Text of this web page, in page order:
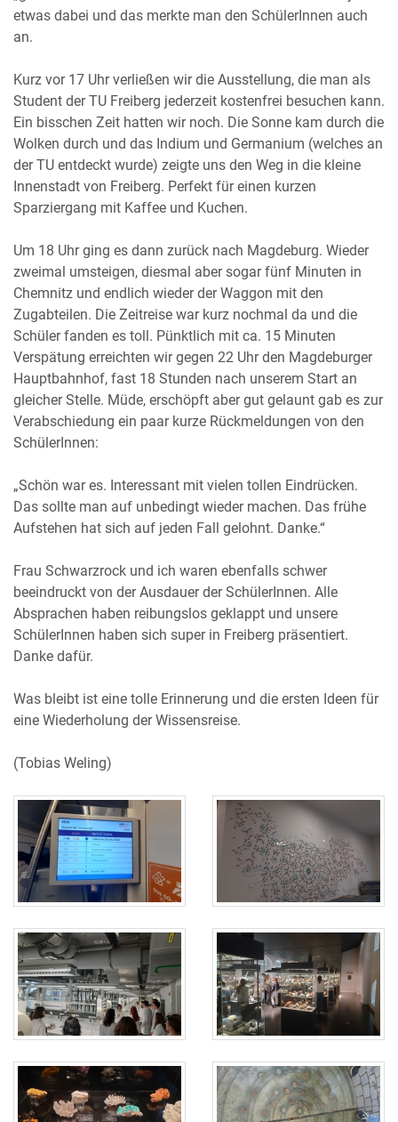
etwas dabei und das merkte man den SchülerInnen auch
an.
Kurz vor 17 Uhr verließen wir die Ausstellung, die man als
Student der TU Freiberg jederzeit kostenfrei besuchen kann.
Ein bisschen Zeit hatten wir noch. Die Sonne kam durch die
Wolken durch und das Indium und Germanium (welches an
der TU entdeckt wurde) zeigte uns den Weg in die kleine
Innenstadt von Freiberg. Perfekt für einen kurzen
Sparziergang mit Kaffee und Kuchen.
Um 18 Uhr ging es dann zurück nach Magdeburg. Wieder
zweimal umsteigen, diesmal aber sogar fünf Minuten in
Chemnitz und endlich wieder der Waggon mit den
Zugabteilen. Die Zeitreise war kurz nochmal da und die
Schüler fanden es toll. Pünktlich mit ca. 15 Minuten
Verspätung erreichten wir gegen 22 Uhr den Magdeburger
Hauptbahnhof, fast 18 Stunden nach unserem Start an
gleicher Stelle. Müde, erschöpft aber gut gelaunt gab es zur
Verabschiedung ein paar kurze Rückmeldungen von den
SchülerInnen:
„Schön war es. Interessant mit vielen tollen Eindrücken.
Das sollte man auf unbedingt wieder machen. Das frühe
Aufstehen hat sich auf jeden Fall gelohnt. Danke.“
Frau Schwarzrock und ich waren ebenfalls schwer
beeindruckt von der Ausdauer der SchülerInnen. Alle
Absprachen haben reibungslos geklappt und unsere
SchülerInnen haben sich super in Freiberg präsentiert.
Danke dafür.
Was bleibt ist eine tolle Erinnerung und die ersten Ideen für
eine Wiederholung der Wissensreise.
(Tobias Weling)